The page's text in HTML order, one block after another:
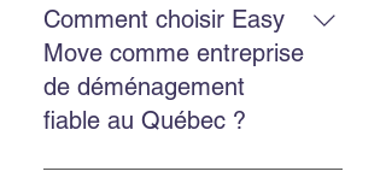
entreprise fiable, utilisez
l’emballage professionnel si
nécessaire, communiquez
clairement vos besoins et vérifiez
les avis clients.
Comment choisir Easy
Move comme entreprise
de déménagement
fiable au Québec ?
Recherchez l’expérience, la